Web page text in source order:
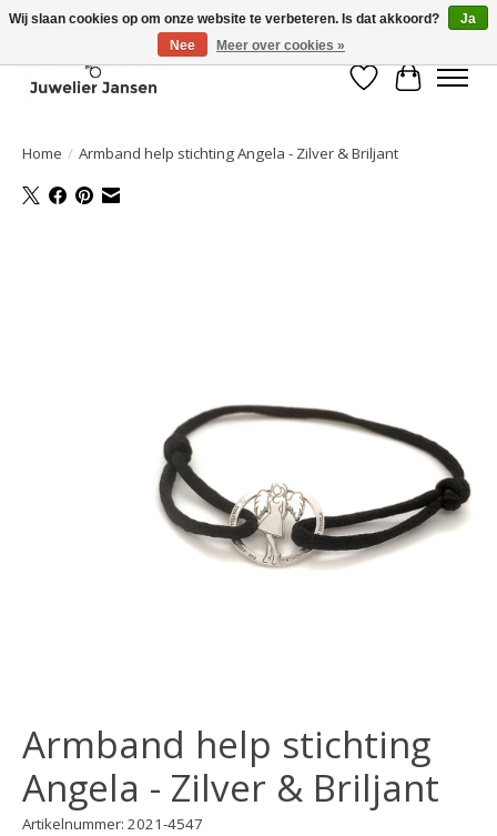
Verlanglijst
Home / Armband help stichting Angela - Zilver & Briljant
Armband help stichting
Angela - Zilver & Briljant
Artikelnummer: 2021-4547
Wij slaan cookies op om onze website te verbeteren. Is dat akkoord?
Ja
Nee
Meer over cookies »